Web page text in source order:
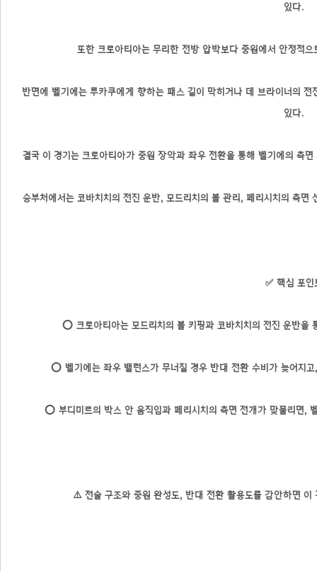
있다.
또한 크로아티아는 무리한 전방 압박보다 중원에서 안정적
반면에 벨기에는 루카쿠에게 향하는 패스 길이 막히거나 데 브라이너의
있다.
결국 이 경기는 크로아티아가 중원 장악과 좌우 전환을 통해 벨기에의 측
승부처에서는 코바치치의 전진 운반, 모드리치의 볼 관리, 페리시치의 측
✅ 핵심 포인
⭕ 크로아티아는 모드리치의 볼 키핑과 코바치치의 전진 운반을
⭕ 벨기에는 좌우 밸런스가 무너질 경우 반대 전환 수비가 늦어지
⭕ 부디미르의 박스 안 움직임과 페리시치의 측면 전개가 맞물리면,
⚠️ 전술 구조와 중원 완성도, 반대 전환 활용도를 감안하면 이